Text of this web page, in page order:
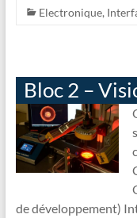
Electronique,
Bloc 2 –
de développement)